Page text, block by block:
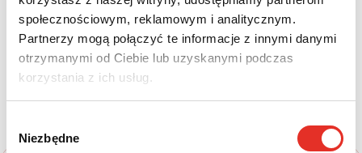
społecznościowym, reklamowym i analitycznym.
Partnerzy mogą połączyć te informacje z innymi danymi
otrzymanymi od Ciebie lub uzyskanymi podczas
korzystania z ich usług.
zgody
Niezbędne
Twój nowy samochód w kilku
prostych krokach